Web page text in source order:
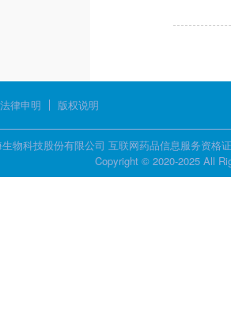
法律申明 版权说明
物科技股份有限公司 互联网药品信息服务资格
Copyright © 2020-2025 All